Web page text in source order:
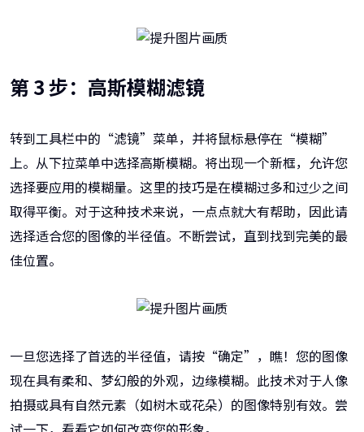
第 3 步：高斯模糊滤镜
转到工具栏中的“滤镜”菜单，并将鼠标悬停在“模糊”
上。从下拉菜单中选择高斯模糊。将出现一个新框，允许您
选择要应用的模糊量。这里的技巧是在模糊过多和过少之间
取得平衡。对于这种技术来说，一点点就大有帮助，因此请
选择适合您的图像的半径值。不断尝试，直到找到完美的最
佳位置。
一旦您选择了首选的半径值，请按“确定”，瞧！您的图像
现在具有柔和、梦幻般的外观，边缘模糊。此技术对于人像
拍摄或具有自然元素（如树木或花朵）的图像特别有效。尝